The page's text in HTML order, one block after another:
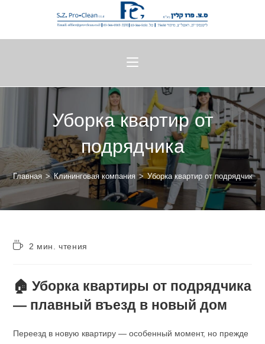
Уборка квартир от
подрядчика
Главная > Клининговая компания > Уборка квартир от подрядчика >
2 мин. чтения
🏠 Уборка квартиры от подрядчика
— плавный въезд в новый дом
Переезд в новую квартиру — особенный момент, но прежде